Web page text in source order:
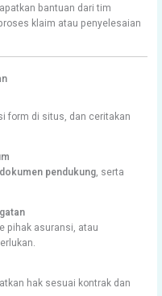
bantuan dari tim
klaim atau penyelesaian
form di situs, dan ceritakan
dokumen pendukung, serta
pihak asuransi, atau
hak sesuai kontrak dan